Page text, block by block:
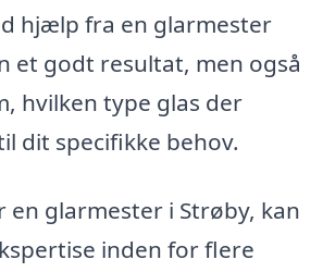
hjælp fra en glarmester
et godt resultat, men også
hvilken type glas der
dit specifikke behov.
glarmester i Strøby, kan
inden for flere